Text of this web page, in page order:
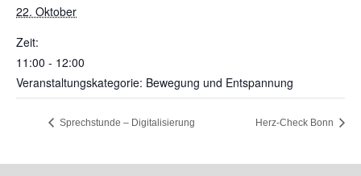
22. Oktober
Zeit:
11:00 - 12:00
Veranstaltungskategorie: Bewegung und Entspannung
Sprechstunde – Digitalisierung Herz-Check Bonn